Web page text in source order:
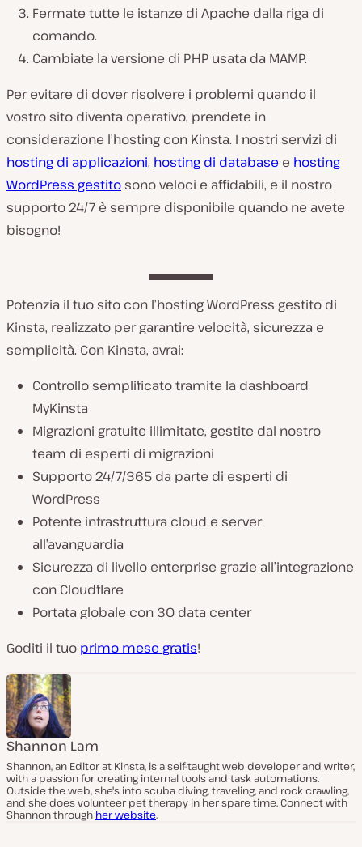
Fermate tutte le istanze di Apache dalla riga di
comando.
Cambiate la versione di PHP usata da MAMP.
Per evitare di dover risolvere i problemi quando il
vostro sito diventa operativo, prendete in
considerazione l’hosting con Kinsta. I nostri servizi di
hosting di applicazioni, hosting di database e hosting
WordPress gestito sono veloci e affidabili, e il nostro
supporto 24/7 è sempre disponibile quando ne avete
bisogno!
Potenzia il tuo sito con l’hosting WordPress gestito di
Kinsta, realizzato per garantire velocità, sicurezza e
semplicità. Con Kinsta, avrai:
Controllo semplificato tramite la dashboard
MyKinsta
Migrazioni gratuite illimitate, gestite dal nostro
team di esperti di migrazioni
Supporto 24/7/365 da parte di esperti di
WordPress
Potente infrastruttura cloud e server
all’avanguardia
Sicurezza di livello enterprise grazie all’integrazione
con Cloudflare
Portata globale con 30 data center
Goditi il tuo primo mese gratis!
Shannon Lam
Shannon, an Editor at Kinsta, is a self-taught web developer and writer,
with a passion for creating internal tools and task automations.
Outside the web, she's into scuba diving, traveling, and rock crawling,
and she does volunteer pet therapy in her spare time. Connect with
Shannon through her website.